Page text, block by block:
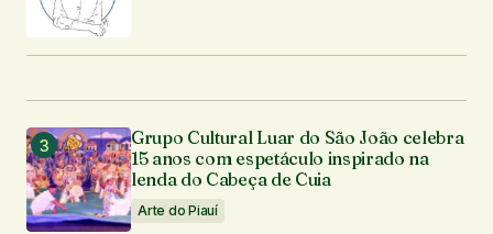
Grupo Cultural Luar do São João celebra
15 anos com espetáculo inspirado na
lenda do Cabeça de Cuia
Arte do Piauí